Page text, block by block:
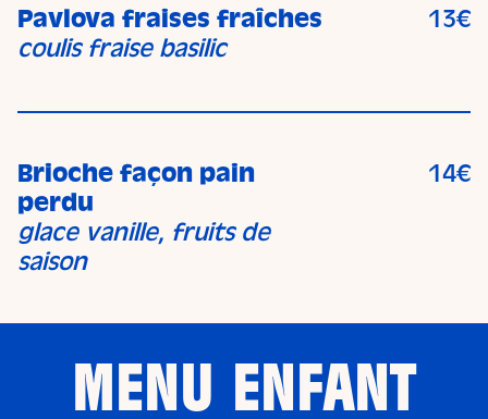
Pavlova fraises fraîches
coulis fraise basilic
13€
Brioche façon pain
perdu
glace vanille, fruits de
saison
14€
MENU ENFANT